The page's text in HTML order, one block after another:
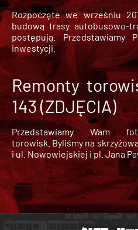
Rozpoczęte we wrześniu
budową trasy autobusowo-
postępują.
inwestycji.
Remonty
143 (ZDJĘCIA)
Przedstawiamy Wam
torowisk. Byliśmy na
i ul. Nowowiejskiej i pl. Jana